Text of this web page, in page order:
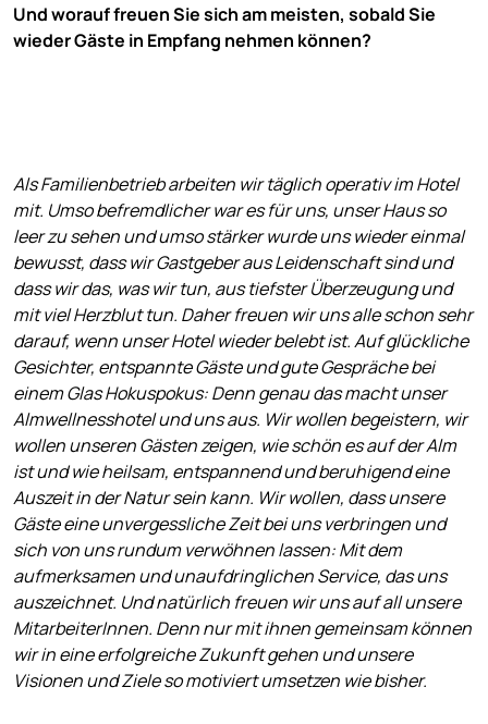
Und worauf freuen Sie sich am meisten, sobald Sie
wieder Gäste in Empfang nehmen können?
Als Familienbetrieb arbeiten wir täglich operativ im Hotel
mit. Umso befremdlicher war es für uns, unser Haus so
leer zu sehen und umso stärker wurde uns wieder einmal
bewusst, dass wir Gastgeber aus Leidenschaft sind und
dass wir das, was wir tun, aus tiefster Überzeugung und
mit viel Herzblut tun. Daher freuen wir uns alle schon sehr
darauf, wenn unser Hotel wieder belebt ist. Auf glückliche
Gesichter, entspannte Gäste und gute Gespräche bei
einem Glas Hokuspokus: Denn genau das macht unser
Almwellnesshotel und uns aus. Wir wollen begeistern, wir
wollen unseren Gästen zeigen, wie schön es auf der Alm
ist und wie heilsam, entspannend und beruhigend eine
Auszeit in der Natur sein kann. Wir wollen, dass unsere
Gäste eine unvergessliche Zeit bei uns verbringen und
sich von uns rundum verwöhnen lassen: Mit dem
aufmerksamen und unaufdringlichen Service, das uns
auszeichnet. Und natürlich freuen wir uns auf all unsere
MitarbeiterInnen. Denn nur mit ihnen gemeinsam können
wir in eine erfolgreiche Zukunft gehen und unsere
Visionen und Ziele so motiviert umsetzen wie bisher.